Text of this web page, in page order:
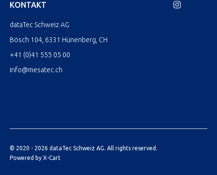
KONTAKT
dataTec Schweiz AG
Bösch 104, 6331 Hünenberg, CH
+41 (0)41 555 05 00
info@mesatec.ch
© 2020 - 2026 dataTec Schweiz AG. All rights reserved.
Powered by X-Cart